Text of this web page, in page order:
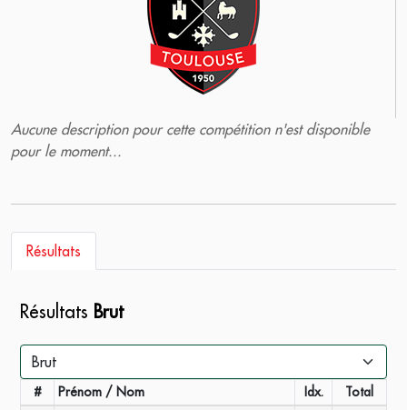
Aucune description pour cette compétition n'est disponible
pour le moment...
Résultats
Résultats Brut
# Prénom / Nom Idx. Total